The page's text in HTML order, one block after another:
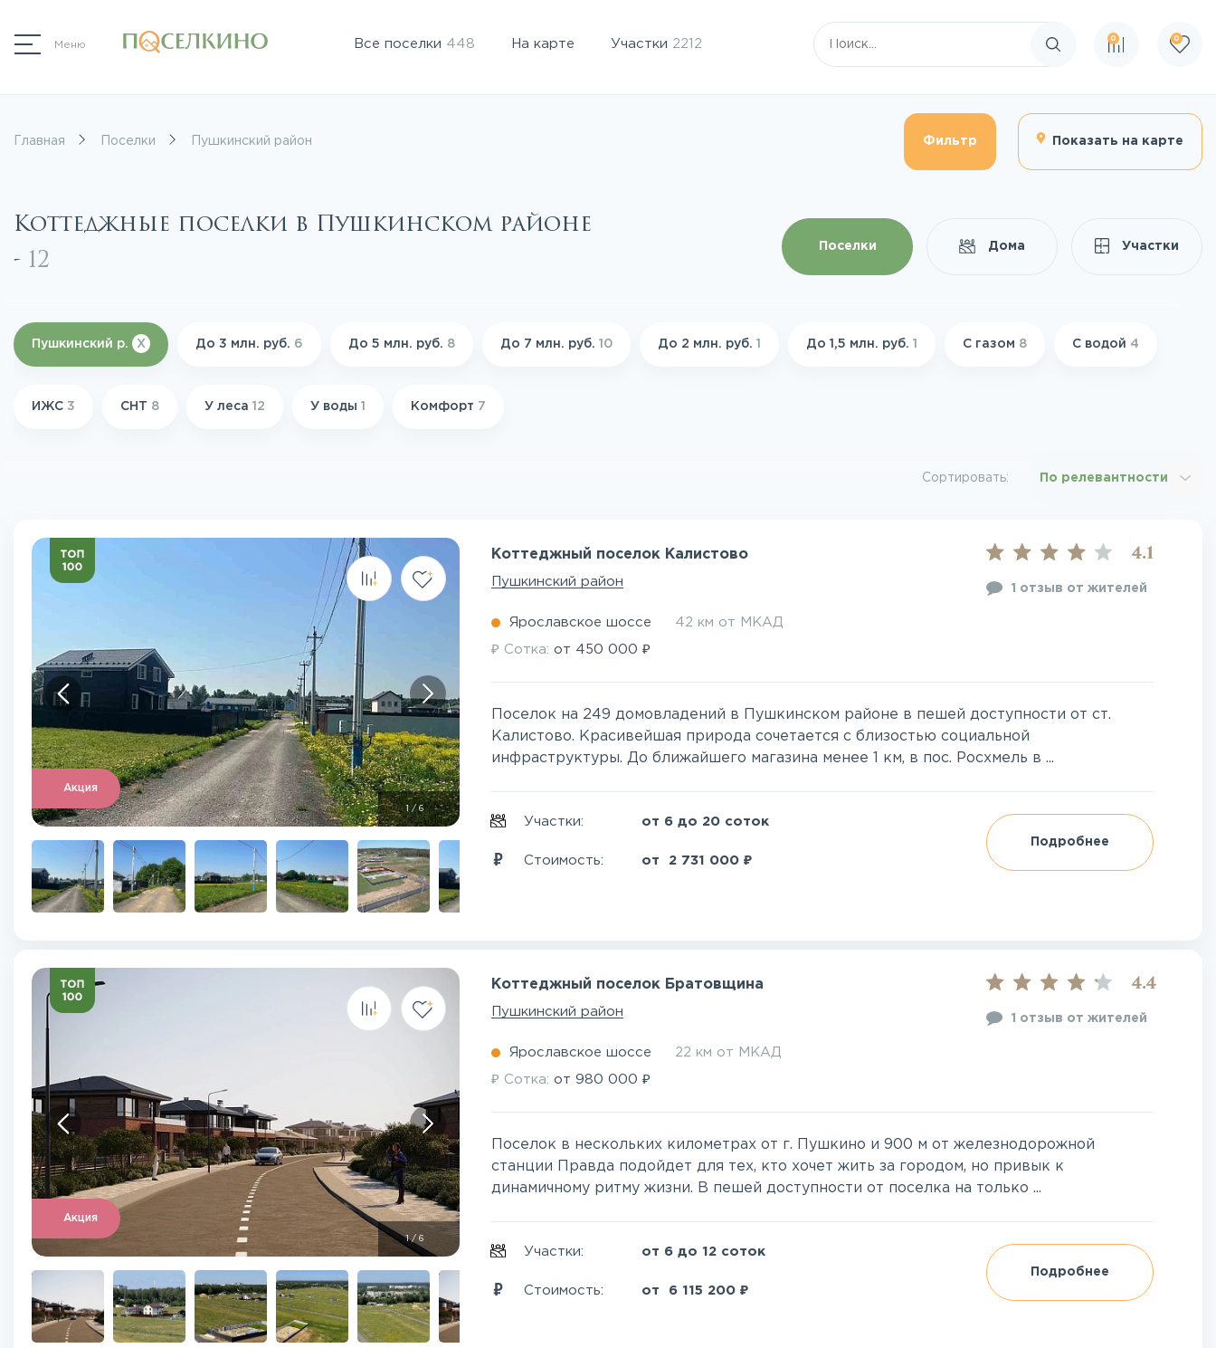
Меню Все поселки 448 На карте Участки 2212
Поиск по сайту
0 0
Главная Поселки Пушкинский район Фильтр Показать на карте
Коттеджные поселки в Пушкинском районе
- 12 Поселки Дома Участки
Пушкинский р. X До 3 млн. руб. 6 До 5 млн. руб. 8 До 7 млн. руб. 10 До 2 млн. руб. 1 До 1,5 млн. руб. 1 С газом 8 С водой 4
ИЖС 3 СНТ 8 У леса 12 У воды 1 Комфорт 7
Сортировать: По релевантности
Акция
/6
Коттеджный поселок Калистово
Пушкинский район
4.1
1 отзыв от жителей
Ярославское шоссе 42 км от МКАД
₽ Сотка:от 450 000 ₽
Поселок на 249 домовладений в Пушкинском районе в пешей доступности от ст.
Калистово. Красивейшая природа сочетается с близостью социальной
инфраструктуры. До ближайшего магазина менее 1 км, в пос. Росхмель в ...
Участки: от 6 до 20 соток
Стоимость: от 2 731 000 ₽
Подробнее
Акция
1/6
Коттеджный поселок Братовщина
Пушкинский район
4.4
1 отзыв от жителей
Ярославское шоссе 22 км от МКАД
₽ Сотка:от980 000 ₽
Поселок в нескольких километрах от г. Пушкино и 900 м от железнодорожной
станции Правда подойдет для тех, кто хочет жить за городом, но привык к
динамичному ритму жизни. В пешей доступности от поселка на только ...
Участки: от 6 до 12 соток
Стоимость: от 6 115 200 ₽
Подробнее